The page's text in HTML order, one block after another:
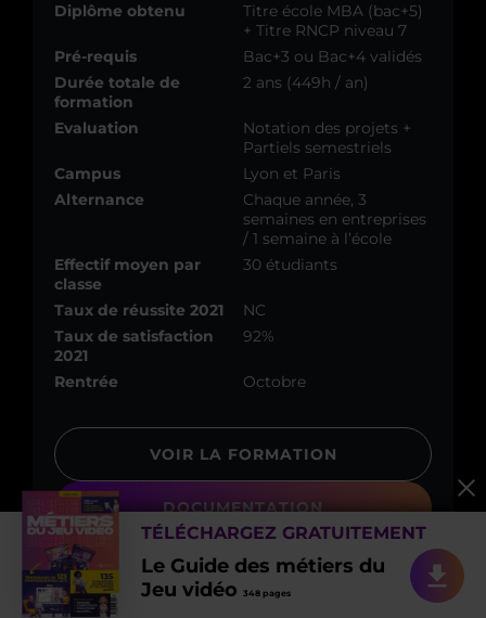
Diplôme obtenu
Titre école MBA (bac+5)
+ Titre RNCP niveau 7
Pré-requis
Bac+3 ou Bac+4 validés
Durée totale de
formation
2 ans (449h / an)
Evaluation
Notation des projets +
Partiels semestriels
Campus
Lyon et Paris
Alternance
Chaque année, 3
semaines en entreprises
/ 1 semaine à l’école
Effectif moyen par
classe
30 étudiants
Taux de réussite 2021
NC
Taux de satisfaction
2021
92%
Rentrée Octobre
VOIR LA FORMATION
DOCUMENTATION
TÉLÉCHARGEZ GRATUITEMENT
Le Guide des métiers du
Jeu vidéo 348 pages